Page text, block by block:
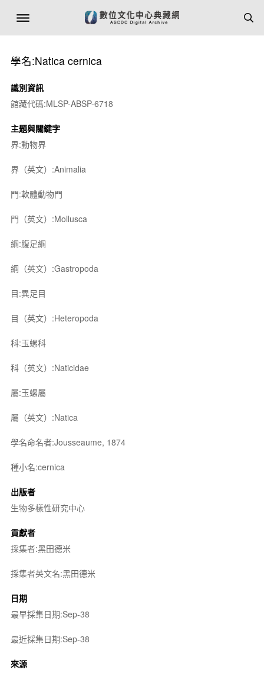
學名:Natica cernica
識別資訊
館藏代碼:MLSP-ABSP-6718
主題與關鍵字
界:動物界
界（英文）:Animalia
門:軟體動物門
門（英文）:Mollusca
綱:腹足綱
綱（英文）:Gastropoda
目:異足目
目（英文）:Heteropoda
科:玉螺科
科（英文）:Naticidae
屬:玉螺屬
屬（英文）:Natica
學名命名者:Jousseaume, 1874
種小名:cernica
出版者
生物多樣性研究中心
貢獻者
採集者:黑田德米
採集者英文名:黑田德米
日期
最早採集日期:Sep-38
最近採集日期:Sep-38
來源